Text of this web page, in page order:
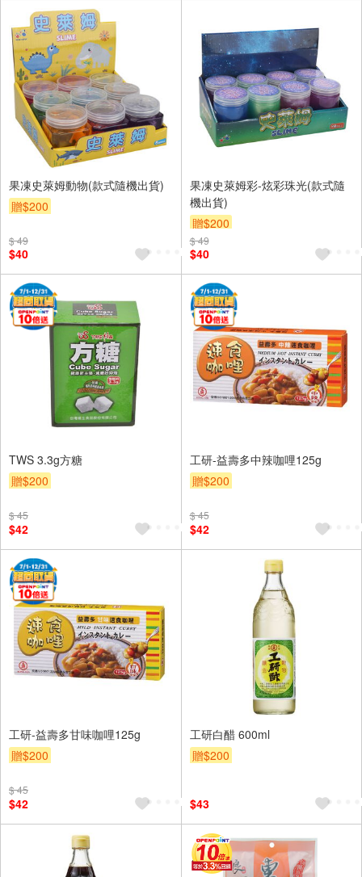
果凍史萊姆動物(款式隨機出貨)
贈$200
$ 49
$40
果凍史萊姆彩-炫彩珠光(款式隨
機出貨)
贈$200
$ 49
$40
TWS 3.3g方糖
贈$200
$ 45
$42
工研-益壽多中辣咖哩125g
贈$200
$ 45
$42
工研-益壽多甘味咖哩125g
贈$200
$ 45
$42
工研白醋 600ml
贈$200
$43